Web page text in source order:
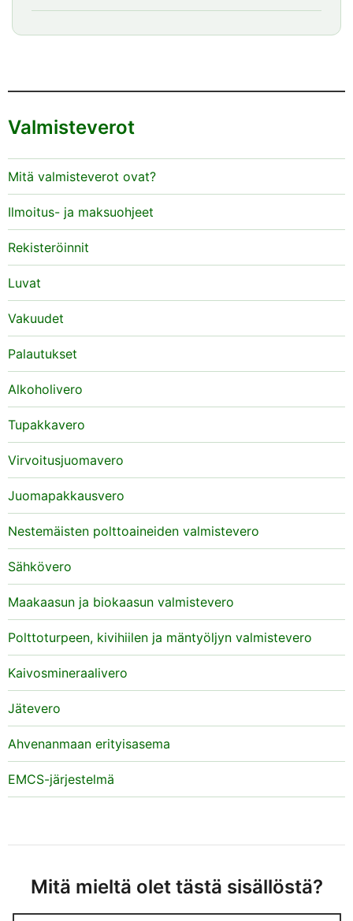
Valmisteverot
Mitä valmisteverot ovat?
Ilmoitus- ja maksuohjeet
Rekisteröinnit
Luvat
Vakuudet
Palautukset
Alkoholivero
Tupakkavero
Virvoitusjuomavero
Juomapakkausvero
Nestemäisten polttoaineiden valmistevero
Sähkövero
Maakaasun ja biokaasun valmistevero
Polttoturpeen, kivihiilen ja mäntyöljyn valmistevero
Kaivosmineraalivero
Jätevero
Ahvenanmaan erityisasema
EMCS-järjestelmä
Mitä mieltä olet tästä sisällöstä?